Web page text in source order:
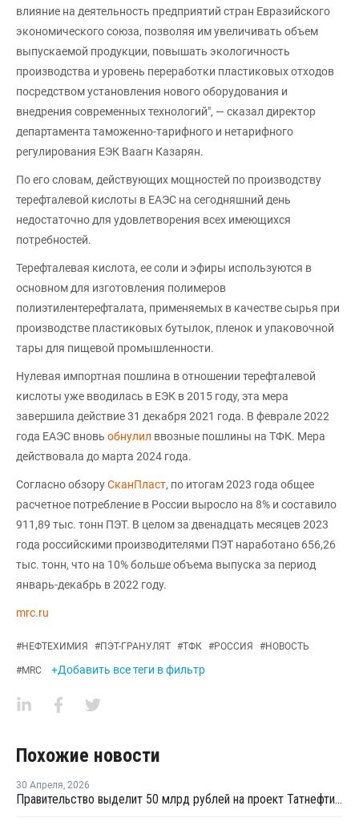
влияние на деятельность предприятий стран Евразийского
экономического союза, позволяя им увеличивать объем
выпускаемой продукции, повышать экологичность
производства и уровень переработки пластиковых отходов
посредством установления нового оборудования и
внедрения современных технологий", — сказал директор
департамента таможенно-тарифного и нетарифного
регулирования ЕЭК Ваагн Казарян.
По его словам, действующих мощностей по производству
терефталевой кислоты в ЕАЭС на сегодняшний день
недостаточно для удовлетворения всех имеющихся
потребностей.
Терефталевая кислота, ее соли и эфиры используются в
основном для изготовления полимеров
полиэтилентерефталата, применяемых в качестве сырья при
производстве пластиковых бутылок, пленок и упаковочной
тары для пищевой промышленности.
Нулевая импортная пошлина в отношении терефталевой
кислоты уже вводилась в ЕЭК в 2015 году, эта мера
завершила действие 31 декабря 2021 года. В феврале 2022
года ЕАЭС вновь обнулил ввозные пошлины на ТФК. Мера
действовала до марта 2024 года.
Согласно обзоруСканПласт, по итогам 2023 года общее
расчетное потребление в России выросло на 8% и составило
911,89 тыс. тонн ПЭТ. В целом за двенадцать месяцев 2023
года российскими производителями ПЭТ наработано 656,26
тыс. тонн, что на 10% больше объема выпуска за период
январь-декабрь в 2022 году.
mrc.ru
#НЕФТЕХИМИЯ #ПЭТ-ГРАНУЛЯТ #ТФК #РОССИЯ #НОВОСТЬ
#MRC +Добавить все теги в фильтр
Похожие новости
30 Апреля, 2026
Правительство выделит 50 млрд рублей на проект Татнефти по производству ПЭТ